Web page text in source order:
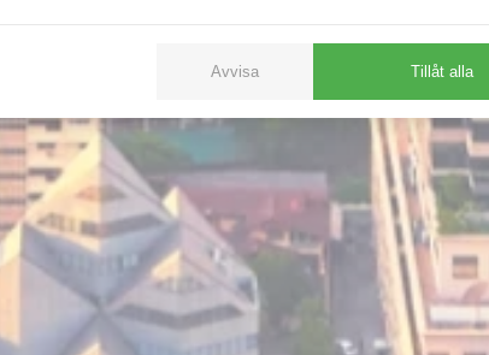
Avvisa Tillåt alla